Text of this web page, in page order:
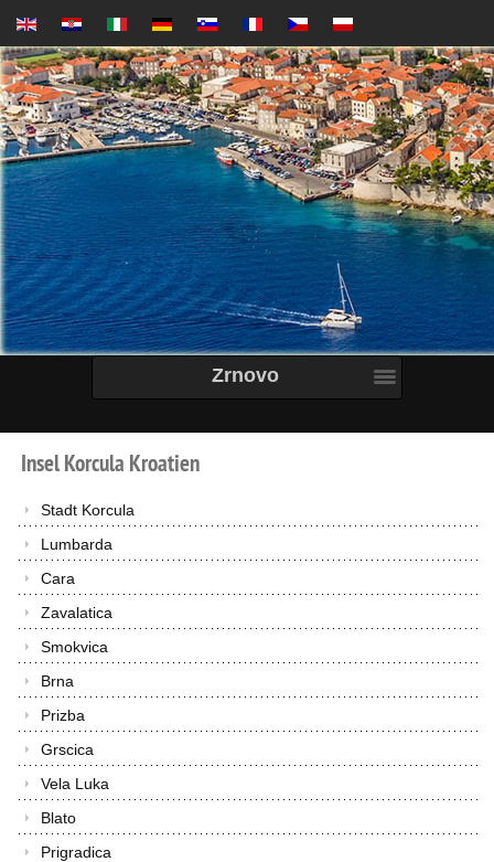
Zrnovo
InselKorcula Kroatien
Stadt Korcula
Lumbarda
Cara
Zavalatica
Smokvica
Brna
Prizba
Grscica
Vela Luka
Blato
Prigradica